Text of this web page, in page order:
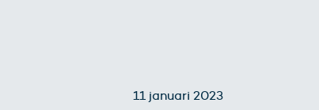
11 januari 2023